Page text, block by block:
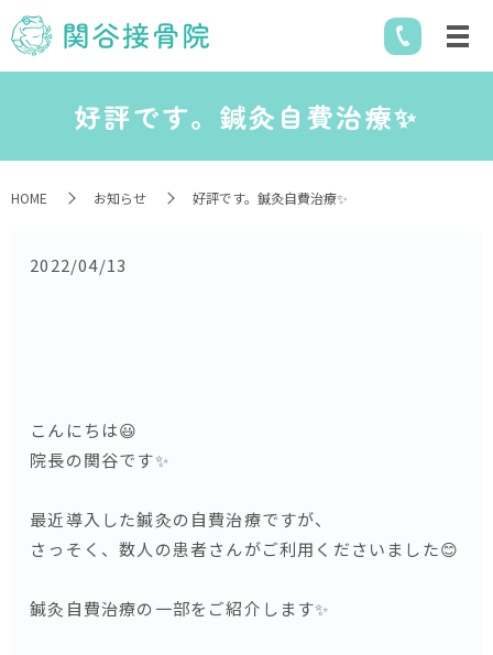
好評です。鍼灸自費治療✨
HOME お知らせ 好評です。鍼灸自費治療✨
2022/04/13
こんにちは😃
院長の関谷です✨
最近導入した鍼灸の自費治療ですが、
さっそく、数人の患者さんがご利用くださいました😊
鍼灸自費治療の一部をご紹介します✨